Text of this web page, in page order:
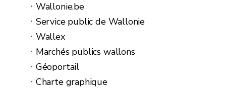
Wallonie.be
Service public de Wallonie
Wallex
Marchés publics wallons
Géoportail
Charte graphique